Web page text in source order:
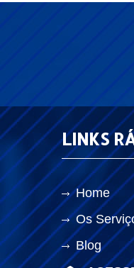
LINKS
Home
Os
Blog